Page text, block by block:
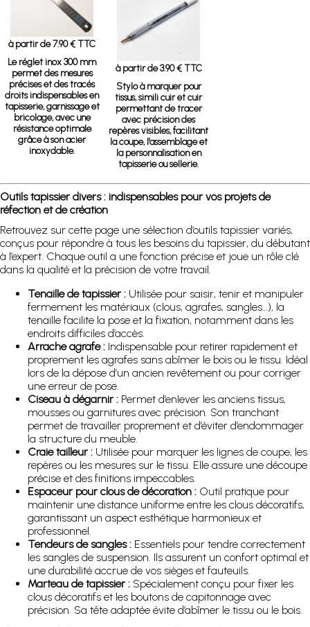
à partir de 7.90 € TTC
Le réglet inox 300 mm
permet des mesures
précises et des tracés
droits indispensables en
tapisserie, garnissage et
bricolage, avec une
résistance optimale
grâce à son acier
inoxydable.
à partir de 3.90 € TTC
Stylo à marquer pour
tissus, simili cuir et cuir
permettant de tracer
avec précision des
repères visibles, facilitant
la coupe, l’assemblage et
la personnalisation en
tapisserie ou sellerie.
Outils tapissier divers : indispensables pour vos projets de
réfection et de création
Retrouvez sur cette page une sélection d’outils tapissier variés,
conçus pour répondre à tous les besoins du tapissier, du débutant
à l’expert. Chaque outil a une fonction précise et joue un rôle clé
dans la qualité et la précision de votre travail.
Tenaille de tapissier : Utilisée pour saisir, tenir et manipuler
fermement les matériaux (clous, agrafes, sangles…), la
tenaille facilite la pose et la fixation, notamment dans les
endroits difficiles d’accès.
Arrache agrafe : Indispensable pour retirer rapidement et
proprement les agrafes sans abîmer le bois ou le tissu. Idéal
lors de la dépose d’un ancien revêtement ou pour corriger
une erreur de pose.
Ciseau à dégarnir : Permet d’enlever les anciens tissus,
mousses ou garnitures avec précision. Son tranchant
permet de travailler proprement et d’éviter d’endommager
la structure du meuble.
Craie tailleur : Utilisée pour marquer les lignes de coupe, les
repères ou les mesures sur le tissu. Elle assure une découpe
précise et des finitions impeccables.
Espaceur pour clous de décoration : Outil pratique pour
maintenir une distance uniforme entre les clous décoratifs,
garantissant un aspect esthétique harmonieux et
professionnel.
Tendeurs de sangles : Essentiels pour tendre correctement
les sangles de suspension. Ils assurent un confort optimal et
une durabilité accrue de vos sièges et fauteuils.
Marteau de tapissier : Spécialement conçu pour fixer les
clous décoratifs et les boutons de capitonnage avec
précision. Sa tête adaptée évite d’abîmer le tissu ou le bois.